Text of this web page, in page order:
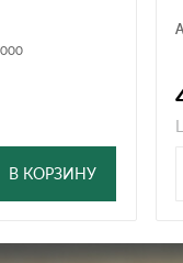
В КОРЗИНУ